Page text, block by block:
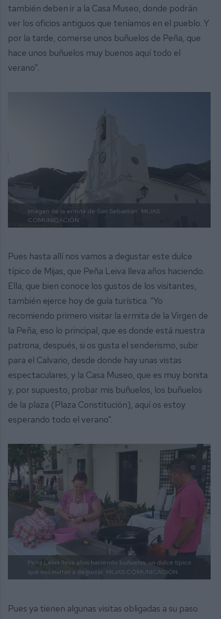
también deben ir a la Casa Museo, donde podrán
ver los oficios antiguos que teníamos en el pueblo. Y
por la tarde, comerse unos buñuelos de Peña, que
hace unos buñuelos muy buenos aquí todo el
verano”.
Imagen de la ermita de San Sebastián. MIJAS
COMUNICACIÓN
Pues hasta allí nos vamos a degustar este dulce
típico de Mijas, que Peña Leiva lleva años haciendo.
Ella, que bien conoce los gustos de los visitantes,
también ejerce hoy de guía turística. “Yo
recomiendo primero visitar la ermita de la Virgen de
la Peña, eso lo principal, que es donde está nuestra
patrona, después, si os gusta el senderismo, subir
para el Calvario, desde donde hay unas vistas
espectaculares, y la Casa Museo, que es muy bonita
y, por supuesto, probar mis buñuelos, los buñuelos
de la plaza (Plaza Constitución), aquí os estoy
esperando todo el verano”.
Peña Leiva lleva años haciendo buñuelos, un dulce típico
que nos invitan a degustar. MIJAS COMUNICACIÓN
Pues ya tienen algunas visitas obligadas a su paso